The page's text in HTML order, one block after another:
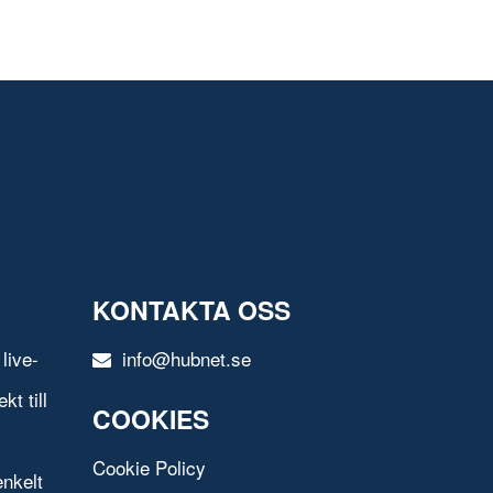
till
KONTAKTA OSS
info@hubnet.se
COOKIES
Cookie Policy